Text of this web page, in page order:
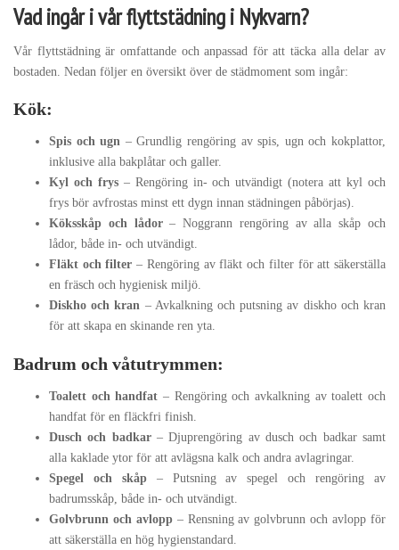
Vad ingår i vår flyttstädning i Nykvarn?
Vår flyttstädning är omfattande och anpassad för att täcka alla delar av
bostaden. Nedan följer en översikt över de städmoment som ingår:
Kök:
Spis och ugn – Grundlig rengöring av spis, ugn och kokplattor,
inklusive alla bakplåtar och galler.
Kyl och frys– Rengöring in- och utvändigt (notera att kyl och
frys bör avfrostas minst ett dygn innan städningen påbörjas).
Köksskåp och lådor– Noggrann rengöring av alla skåp och
lådor, både in- och utvändigt.
Fläkt och filter – Rengöring av fläkt och filter för att säkerställa
en fräsch och hygienisk miljö.
Diskho och kran – Avkalkning och putsning av diskho och kran
för att skapa en skinande ren yta.
Badrum och våtutrymmen:
Toalett och handfat – Rengöring och avkalkning av toalett och
handfat för en fläckfri finish.
Dusch och badkar– Djuprengöring av dusch och badkar samt
alla kaklade ytor för att avlägsna kalk och andra avlagringar.
Spegel och skåp– Putsning av spegel och rengöring av
badrumsskåp, både in- och utvändigt.
Golvbrunn och avlopp– Rensning av golvbrunn och avlopp för
att säkerställa en hög hygienstandard.